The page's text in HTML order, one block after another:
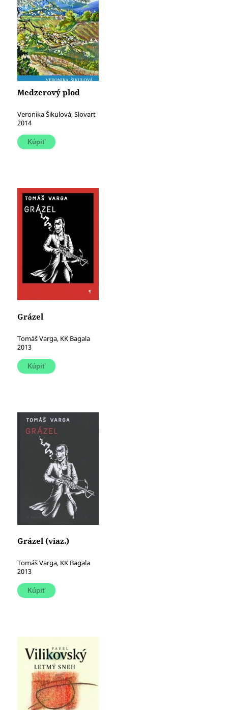
Medzerový plod
Veronika Šikulová, Slovart
2014
Grázel
Tomáš Varga, KK Bagala
2013
Grázel (viaz.)
Tomáš Varga, KK Bagala
2013